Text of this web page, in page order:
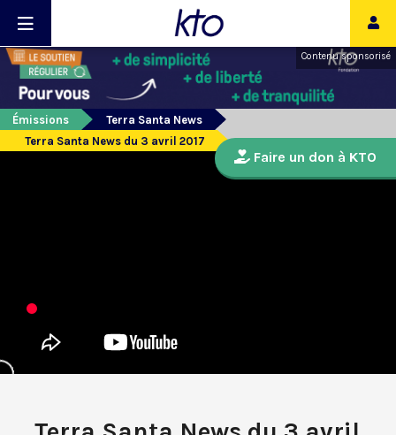
Contenu sponsorisé
Émissions
Terra Santa News
Terra Santa News du 3 avril 2017
Faire un don à KTO